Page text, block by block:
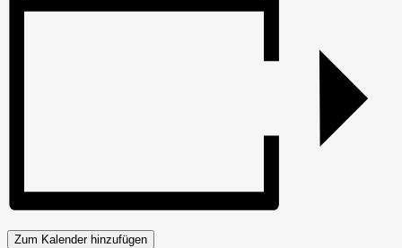
Zum Kalender hinzufügen